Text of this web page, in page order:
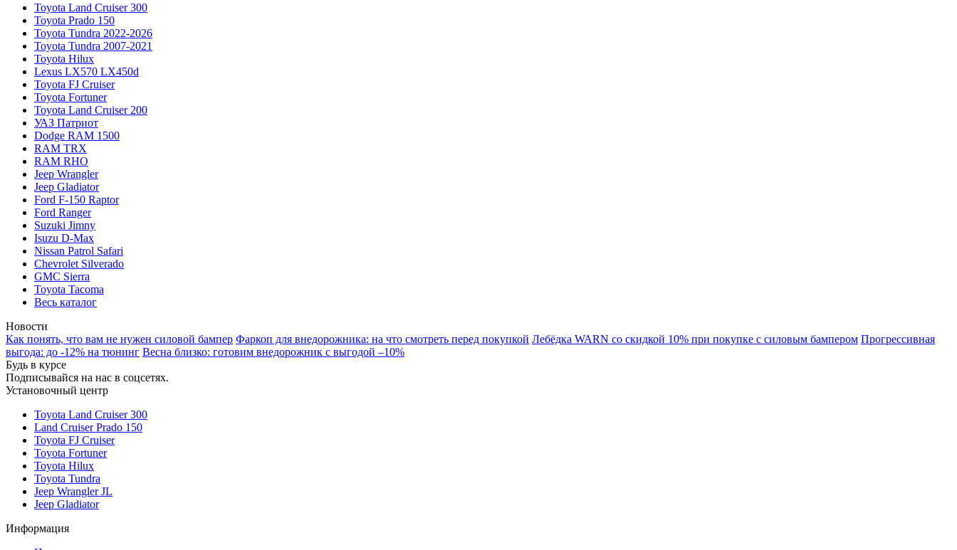
Toyota Land Cruiser 300
Toyota Prado 150
Toyota Tundra 2022-2026
Toyota Tundra 2007-2021
Toyota Hilux
Lexus LX570 LX450d
Toyota FJ Cruiser
Toyota Fortuner
Toyota Land Cruiser 200
УАЗ Патриот
Dodge RAM 1500
RAM TRX
RAM RHO
Jeep Wrangler
Jeep Gladiator
Ford F-150 Raptor
Ford Ranger
Suzuki Jimny
Isuzu D-Max
Nissan Patrol Safari
Chevrolet Silverado
GMC Sierra
Toyota Tacoma
Весь каталог
Новости
Как понять, что вам не нужен силовой бампер Фаркоп для внедорожника: на что смотреть перед покупкой Лебёдка WARN со скидкой 10% при покупке с силовым бампером Прогрессивная
выгода: до -12% на тюнинг Весна близко: готовим внедорожник с выгодой –10%
Будь в курсе
Подписывайся на нас в соцсетях.
Установочный центр
Toyota Land Cruiser 300
Land Cruiser Prado 150
Toyota FJ Cruiser
Toyota Fortuner
Toyota Hilux
Toyota Tundra
Jeep Wrangler JL
Jeep Gladiator
Информация